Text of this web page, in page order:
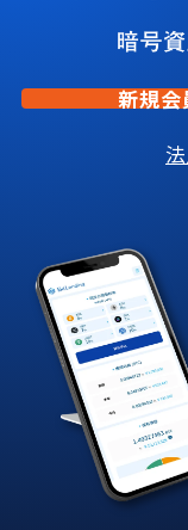
新規会